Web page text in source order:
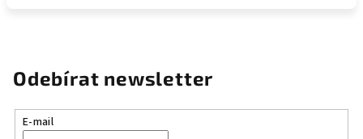
Odebírat newsletter
E-mail